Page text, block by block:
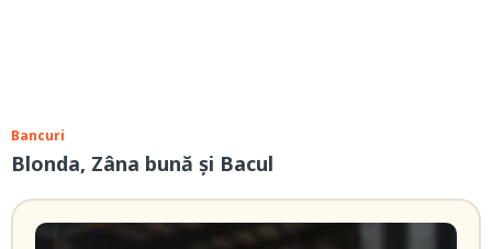
Bancuri
Blonda, Zâna bună și Bacul